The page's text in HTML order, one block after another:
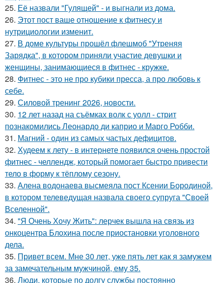
25. Её назвали "Гулящей" - и выгнали из дома.
26. Этот пост ваше отношение к фитнесу и
нутрициологии изменит.
27. В доме культуры прошёл флешмоб "Утреняя
Зарядка", в котором приняли участие девушки и
женщины, занимающиеся в фитнес - кружке.
28. Фитнес - это не про кубики пресса, а про любовь к
себе.
29. Силовой тренинг 2026, новости.
30. 12 лет назад на съёмках волк с уолл - стрит
познакомились Леонардо ди каприо и Марго Робби.
31. Магний - один из самых частых дефицитов.
32. Худеем к лету - в интернете появился очень простой
фитнес - челлендж, который помогает быстро привести
тело в форму к тёплому сезону.
33. Алена водонаева высмеяла пост Ксении Бородиной,
в котором телеведущая назвала своего супруга "Своей
Вселенной".
34. "Я Очень Хочу Жить": лерчек вышла на связь из
онкоцентра Блохина после приостановки уголовного
дела.
35. Привет всем. Мне 30 лет, уже пять лет как я замужем
за замечательным мужчиной, ему 35.
36. Люди, которые по долгу службы постоянно